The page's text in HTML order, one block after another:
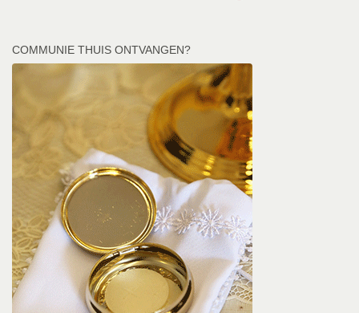
COMMUNIE THUIS ONTVANGEN?